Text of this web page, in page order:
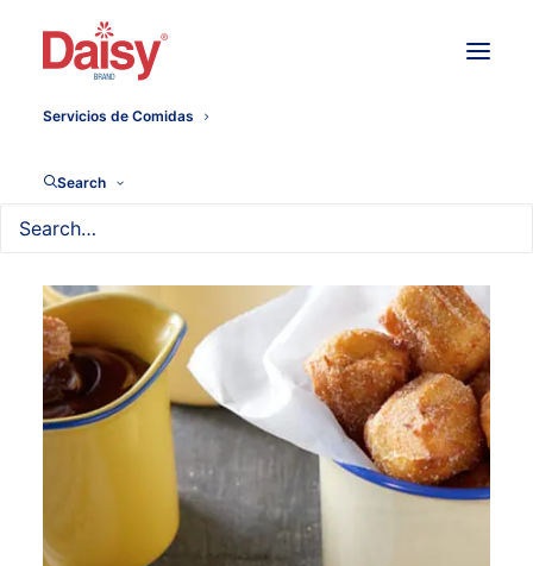
Servicios de Comidas
Search